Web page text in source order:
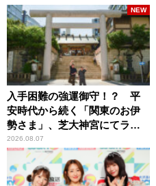
入手困難の強運御守！？ 平
安時代から続く「関東のお伊
勢さま」、芝大神宮にてラン
パンプスが合格祈願！
2026.08.07
NEW